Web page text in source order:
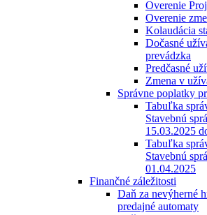
Overenie
Overenie
Kolaudácia
Dočasné
prevádzka
Predčasné
Zmena v
Správne poplatky
Tabuľka
Stavebnú
15.03.2025
Tabuľka
Stavebnú
01.04.2025
Finančné záležitosti
Daň za nevýherné
predajné automaty